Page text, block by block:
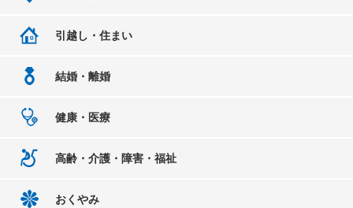
引越し・住まい
結婚・離婚
健康・医療
高齢・介護・障害・福祉
おくやみ